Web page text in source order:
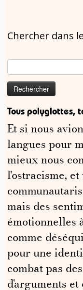
Chercher dans
Rechercher :
Tous polyglottes,
Et si nous
langues pour
mieux nous
l'ostracisme,
mais des
émotionnelles
comme
pour une
combat pas
d'arguments et